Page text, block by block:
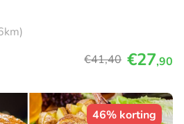
€41,40 €27,90
46% korting